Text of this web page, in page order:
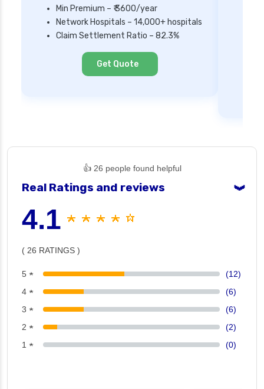
Min Premium – ₹ 3600/year
Network Hospitals – 14,000+ hospitals
Claim Settlement Ratio – 82.3%
Get Quote
👍 26 people found helpful
Real Ratings and reviews ❯
4.1 ★ ★ ★ ★ ☆
( 26 RATINGS )
5 ★
(12)
4 ★
(6)
3 ★
(6)
2 ★
(2)
1 ★
(0)